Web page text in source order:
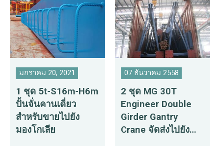
มกราคม 20, 2021
1 ชุด 5t-S16m-H6m
ปั้นจั่นคานเดี่ยว
สำหรับขายไปยัง
มองโกเลีย
07 ธันวาคม 2558
2 ชุด MG 30T
Engineer Double
Girder Gantry
Crane จัดส่งไปยัง